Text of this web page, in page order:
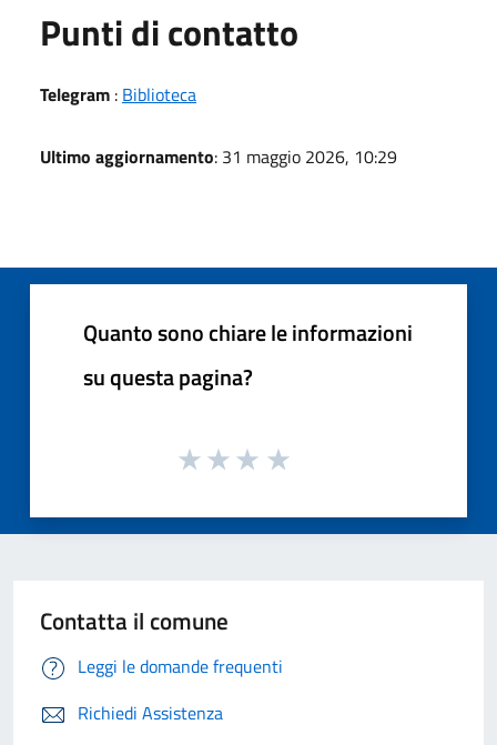
Punti di contatto
Telegram : Biblioteca
Ultimo aggiornamento: 31 maggio 2026, 10:29
Quanto sono chiare le informazioni
su questa pagina?
Contatta il comune
Leggi le domande frequenti
Richiedi Assistenza